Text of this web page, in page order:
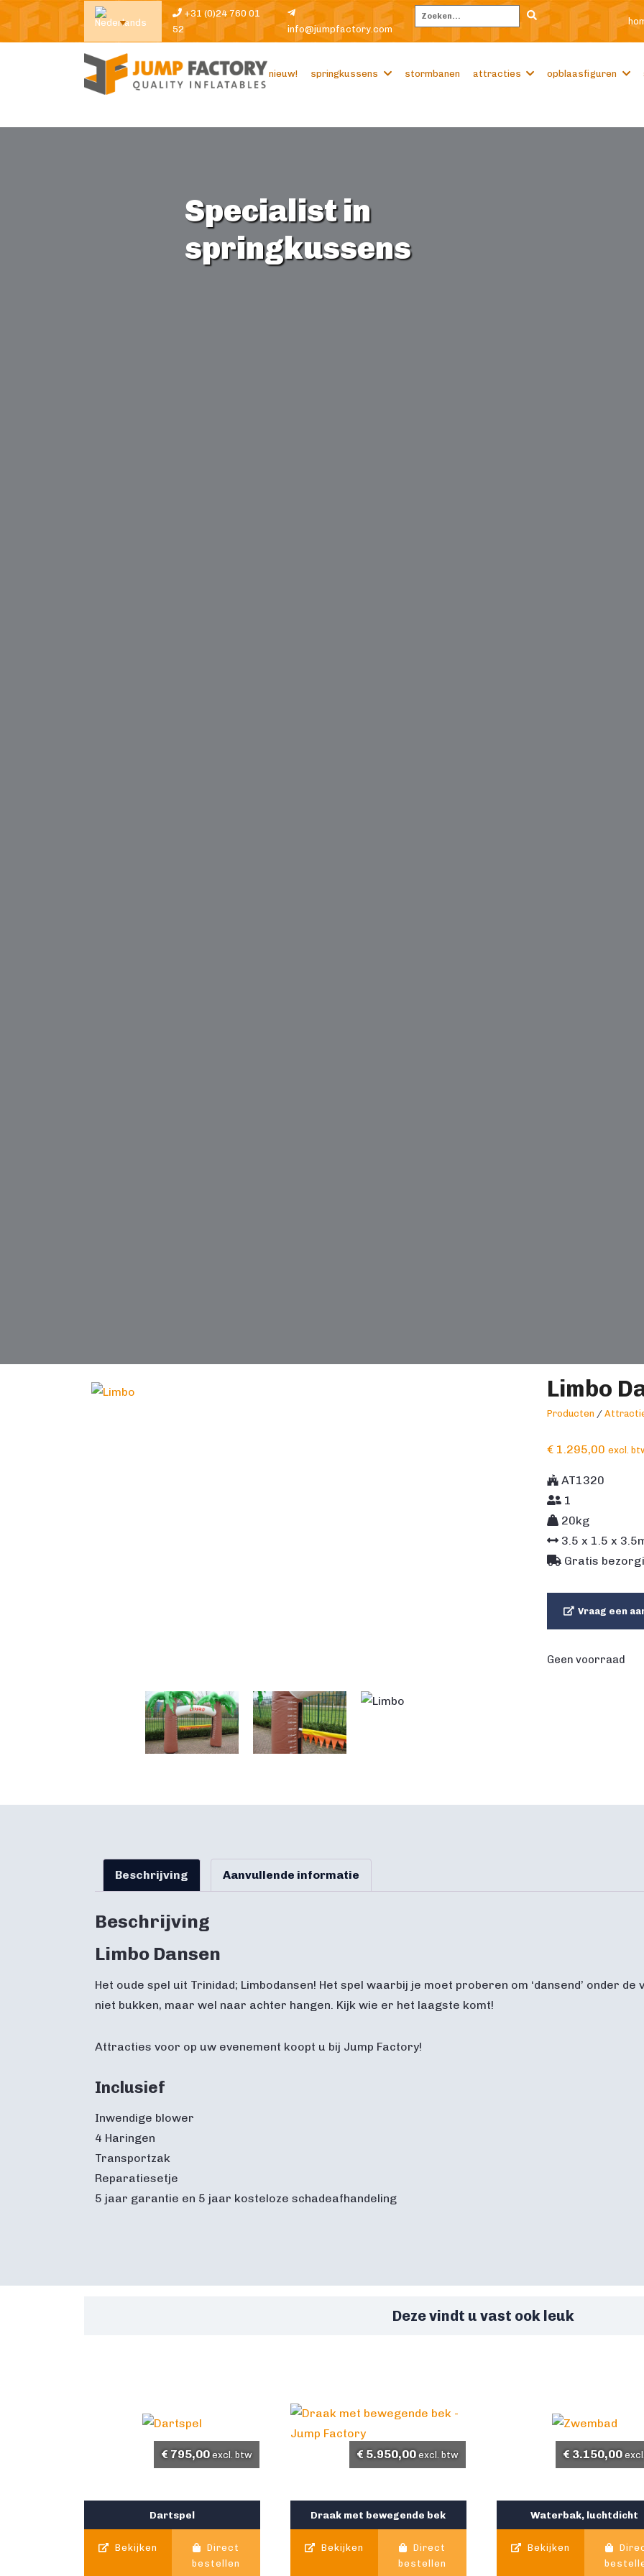
+31 (0)24 760 01
52
info@jumpfactory.com
nieuw! springkussens stormbanen attracties opblaasfiguren
Specialist in
springkussens
Limbo
Producten /
€1.295,00 excl.
AT1320
1
20kg
3.5 x 1.5 x 3.5
Gratis
Vraag een
Geen voorraad
Beschrijving Aanvullende informatie
Beschrijving
Limbo Dansen
Het oude spel uit Trinidad; Limbodansen! Het spel waarbij je moet proberen om ‘dansend’ onder
niet bukken, maar wel naar achter hangen. Kijk wie er het laagste komt!
Attracties voor op uw evenement koopt u bij Jump Factory!
Inclusief
Inwendige blower
4 Haringen
Transportzak
Reparatiesetje
5 jaar garantie en 5 jaar kosteloze schadeafhandeling
Deze vindt u vast ook leuk
Dartspel
€ 795,00 excl. btw
Bekijken
Direct
bestellen
Draak met bewegende bek
€ 5.950,00 excl. btw
Bekijken
Direct
bestellen
Waterbak, luchtdicht
€ 3.150,00
Bekijken